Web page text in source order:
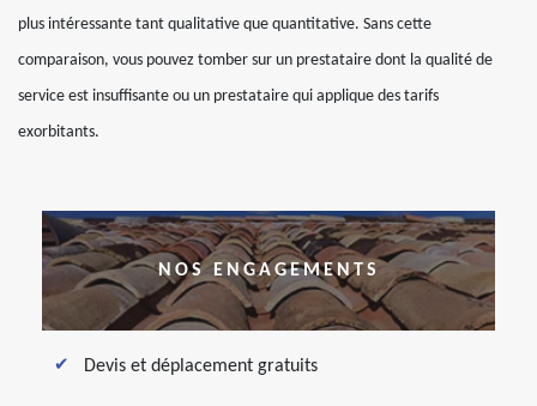
plus intéressante tant qualitative que quantitative. Sans cette
comparaison, vous pouvez tomber sur un prestataire dont la qualité de
service est insuffisante ou un prestataire qui applique des tarifs
exorbitants.
NOS ENGAGEMENTS
Devis et déplacement gratuits